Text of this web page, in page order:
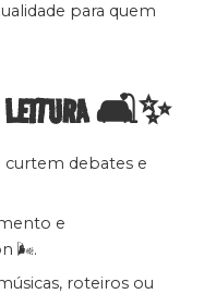
para quem
A LEITURA 🛋️✨
curtem debates e
e
🌬️.
roteiros ou